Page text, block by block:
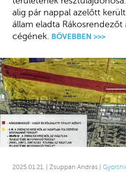
alig pár nappal azelőtt
állam eladta
cégének.
BŐVEBBEN >>>
2025.01.21. | Zsuppán András |